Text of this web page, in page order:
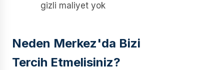
gizli maliyet yok
Neden Merkez'da Bizi
Tercih Etmelisiniz?